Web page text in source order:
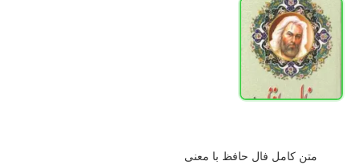
متن کامل فال حافظ با معنی